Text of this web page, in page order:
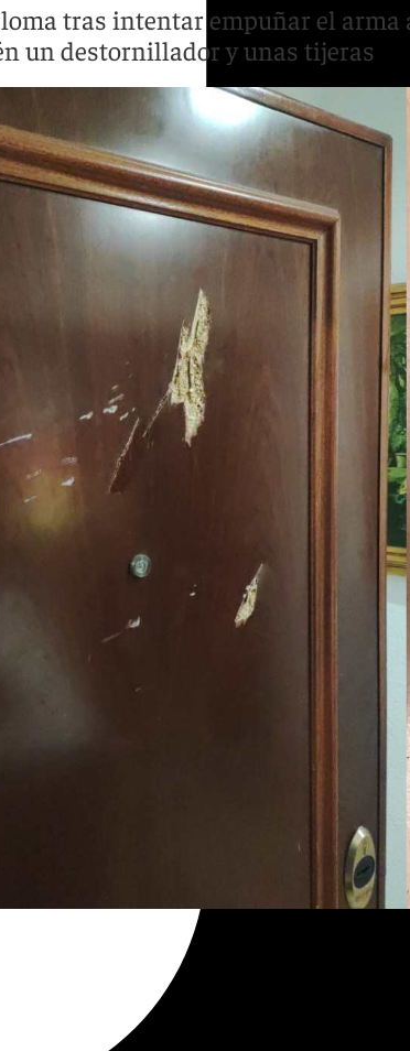
tras intentar empuñar el
un destornillador y unas tijeras